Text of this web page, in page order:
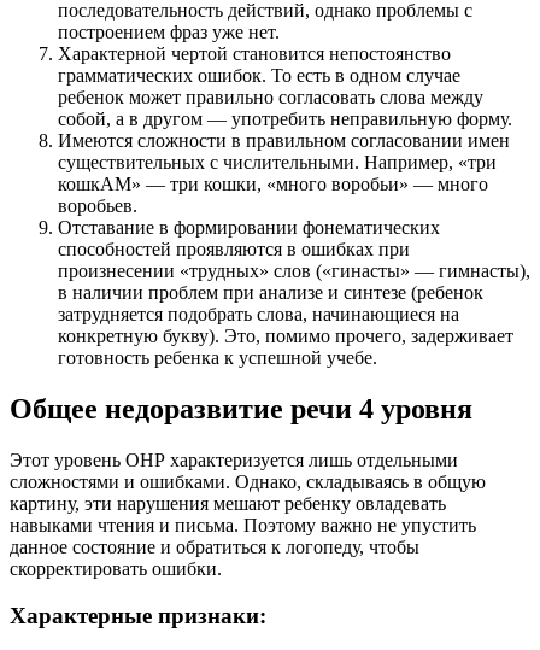
последовательность действий, однако проблемы с
построением фраз уже нет.
Характерной чертой становится непостоянство
грамматических ошибок. То есть в одном случае
ребенок может правильно согласовать слова между
собой, а в другом — употребить неправильную форму.
Имеются сложности в правильном согласовании имен
существительных с числительными. Например, «три
кошкАМ» — три кошки, «много воробьи» — много
воробьев.
Отставание в формировании фонематических
способностей проявляются в ошибках при
произнесении «трудных» слов («гинасты» — гимнасты),
в наличии проблем при анализе и синтезе (ребенок
затрудняется подобрать слова, начинающиеся на
конкретную букву). Это, помимо прочего, задерживает
готовность ребенка к успешной учебе.
Общее недоразвитие речи 4 уровня
Этот уровень ОНР характеризуется лишь отдельными
сложностями и ошибками. Однако, складываясь в общую
картину, эти нарушения мешают ребенку овладевать
навыками чтения и письма. Поэтому важно не упустить
данное состояние и обратиться к логопеду, чтобы
скорректировать ошибки.
Характерные признаки: